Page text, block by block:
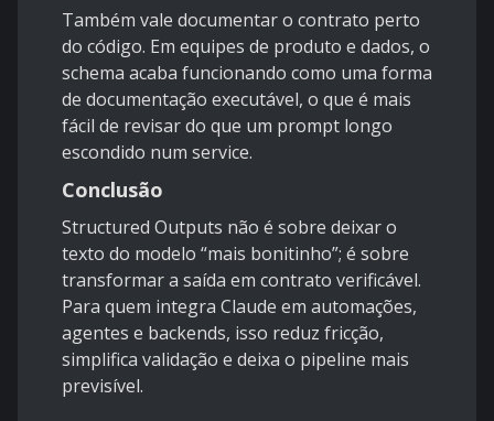
Também vale documentar o contrato perto
do código. Em equipes de produto e dados, o
schema acaba funcionando como uma forma
de documentação executável, o que é mais
fácil de revisar do que um prompt longo
escondido num service.
Conclusão
Structured Outputs não é sobre deixar o
texto do modelo “mais bonitinho”; é sobre
transformar a saída em contrato verificável.
Para quem integra Claude em automações,
agentes e backends, isso reduz fricção,
simplifica validação e deixa o pipeline mais
previsível.